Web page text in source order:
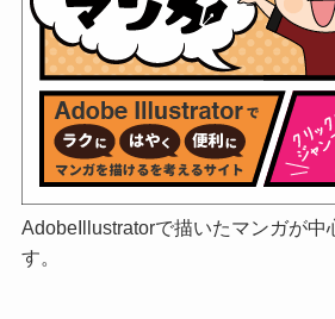
AdobeIllustratorで描いたマンガが中
す。